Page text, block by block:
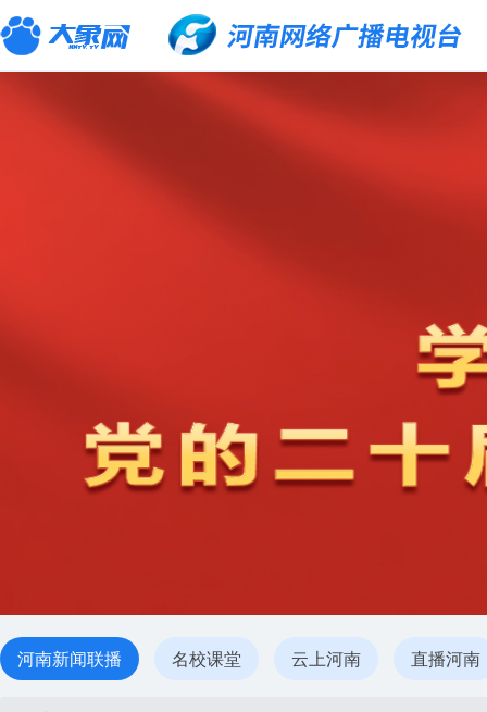
河南新闻联播 名校课堂 云上河南 直播河南